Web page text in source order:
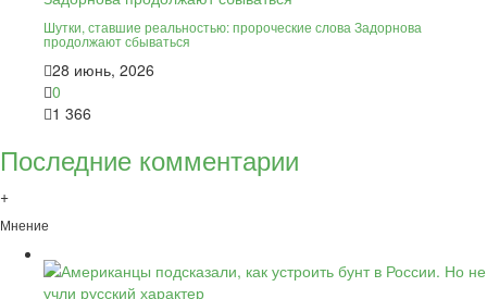
Шутки, ставшие реальностью: пророческие слова Задорнова
продолжают сбываться
28 июнь, 2026
0
1 366
Последние комментарии
+
Мнение